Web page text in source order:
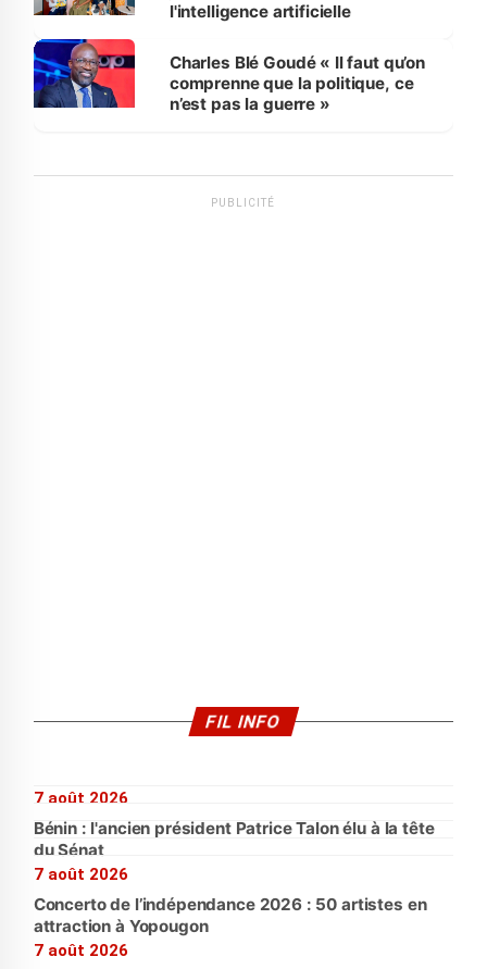
l'intelligence artificielle
Charles Blé Goudé « Il faut qu’on
comprenne que la politique, ce
n’est pas la guerre »
PUBLICITÉ
FIL INFO
7 août 2026
Bénin : l'ancien président Patrice Talon élu à la tête
du Sénat
7 août 2026
Concerto de l’indépendance 2026 : 50 artistes en
attraction à Yopougon
7 août 2026